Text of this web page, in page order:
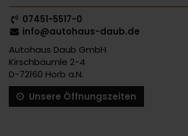
07451-5517-0
info@autohaus-daub.de
Autohaus Daub GmbH
Kirschbäumle 2-4
D-72160 Horb a.N.
Unsere Öffnungszeiten